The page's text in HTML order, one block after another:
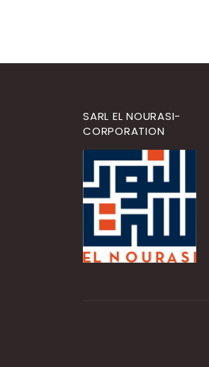
SARL EL NOURASI-
CORPORATION